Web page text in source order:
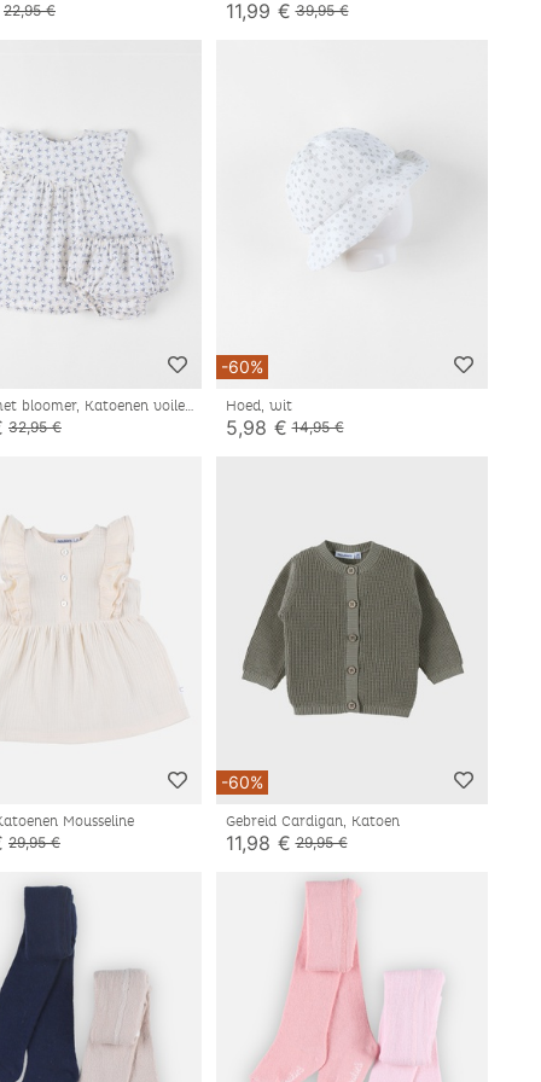
22,95 € 11,99 € 39,95 €
bloomer, Katoenen voile
32,95 €
-60%
Hoed, wit
5,98 € 14,95 €
Mousseline
29,95 €
-60%
Gebreid Cardigan, Katoen
11,98 € 29,95 €